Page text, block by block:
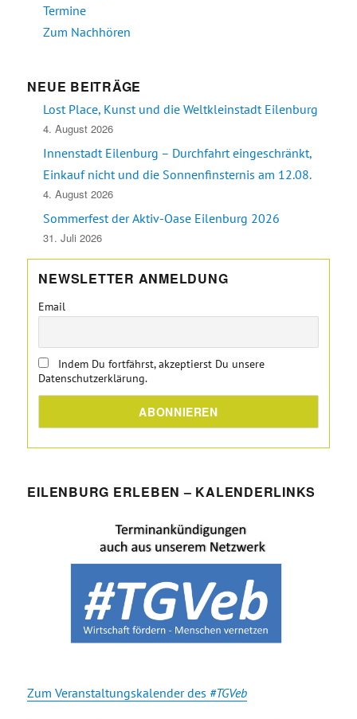
Termine
Zum Nachhören
NEUE BEITRÄGE
Lost Place, Kunst und die Weltkleinstadt Eilenburg
4. August 2026
Innenstadt Eilenburg – Durchfahrt eingeschränkt,
Einkauf nicht und die Sonnenfinsternis am 12.08.
4. August 2026
Sommerfest der Aktiv-Oase Eilenburg 2026
31. Juli 2026
NEWSLETTER ANMELDUNG
Email
Indem Du fortfährst, akzeptierst Du unsere
Datenschutzerklärung.
EILENBURG ERLEBEN – KALENDERLINKS
Zum Veranstaltungskalender des #TGVeb